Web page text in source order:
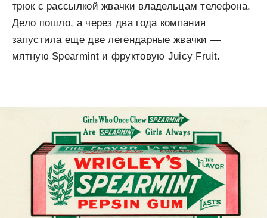
трюк с рассылкой жвачки владельцам телефона.
Дело пошло, а через два года компания
запустила еще две легендарные жвачки —
мятную Spearmint и фруктовую Juicy Fruit.